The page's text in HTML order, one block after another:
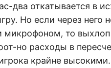
два откатывается в
Но если через него
то выхлоп
но расходы в
крайне